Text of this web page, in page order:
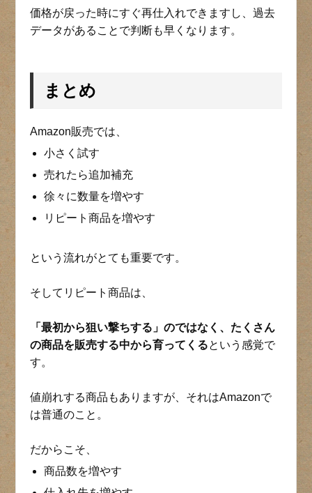
価格が戻った時にすぐ再仕入れできますし、過去
データがあることで判断も早くなります。
まとめ
Amazon販売では、
小さく試す
売れたら追加補充
徐々に数量を増やす
リピート商品を増やす
という流れがとても重要です。
そしてリピート商品は、
「最初から狙い撃ちする」のではなく、たくさん
の商品を販売する中から育ってくるという感覚で
す。
値崩れする商品もありますが、それはAmazonで
は普通のこと。
だからこそ、
商品数を増やす